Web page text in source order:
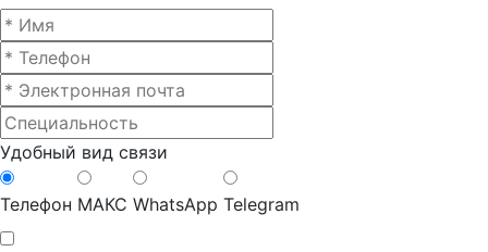
Удобный вид связи
Телефон МАКС WhatsApp Telegram